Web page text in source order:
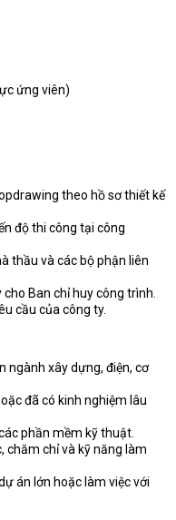
ứng viên)
theo hồ sơ thiết kế
độ thi công tại công
thầu và các bộ phận liên
Ban chỉ huy công trình.
cầu của công ty.
ngành xây dựng, điện, cơ
đã có kinh nghiệm lâu
phần mềm kỹ thuật.
chăm chỉ và kỹ năng làm
án lớn hoặc làm việc với